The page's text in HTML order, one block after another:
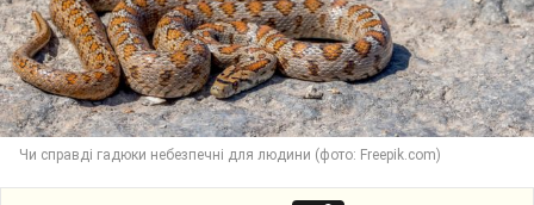
Чи справді гадюки небезпечні для людини (фото: Freepik.com)